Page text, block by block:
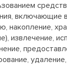
включающие
накопление,
извлечение,